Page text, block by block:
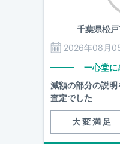
千葉県松
2026年08月
一心堂に
減額の部分の説明
査定でした
大変満足